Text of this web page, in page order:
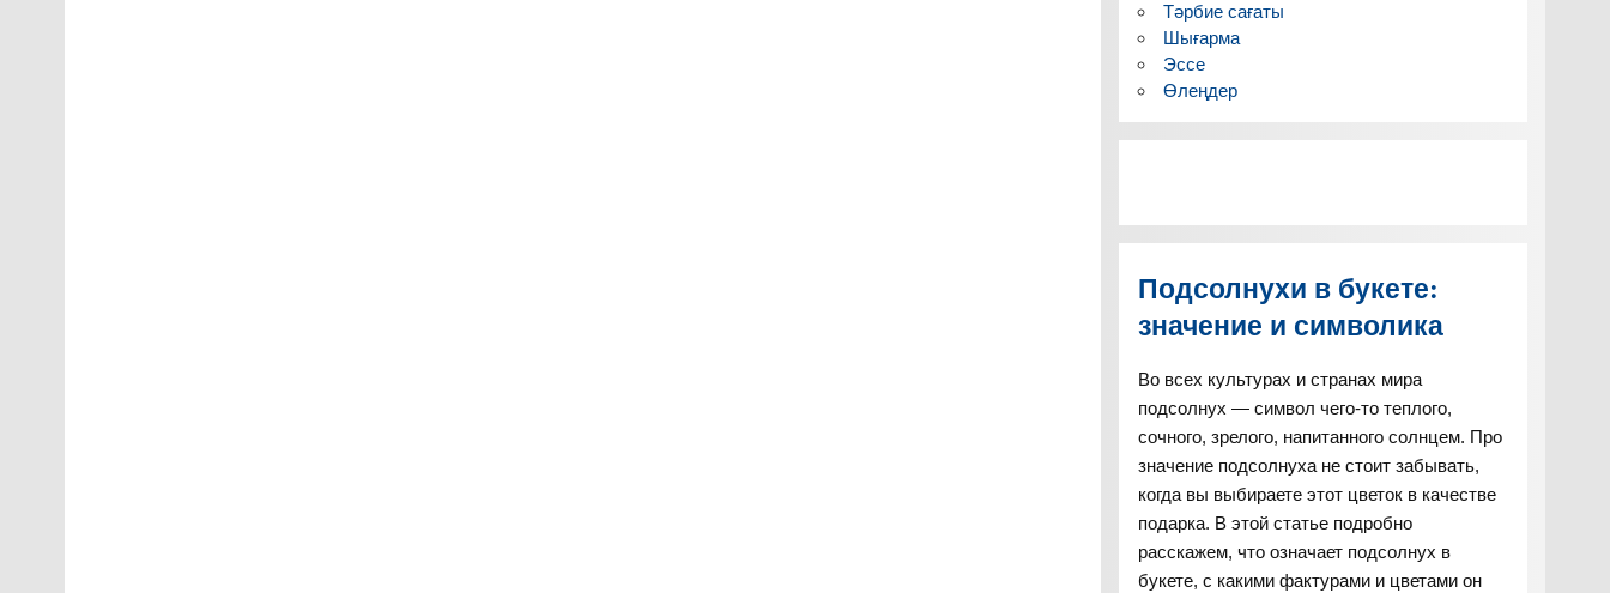
Тәрбие сағаты
Шығарма
Эссе
Өлеңдер
Подсолнухи в букете:
значение и символика
Во всех культурах и странах мира
подсолнух — символ чего-то теплого,
сочного, зрелого, напитанного солнцем. Про
значение подсолнуха не стоит забывать,
когда вы выбираете этот цветок в качестве
подарка. В этой статье подробно
расскажем, что означает подсолнух в
букете, с какими фактурами и цветами он